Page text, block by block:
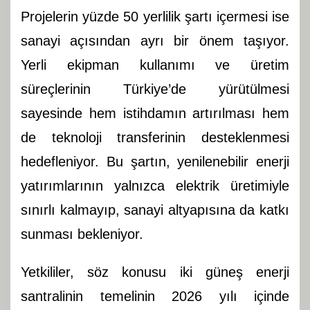
Projelerin yüzde 50 yerlilik şartı içermesi ise
sanayi açısından ayrı bir önem taşıyor.
Yerli ekipman kullanımı ve üretim
süreçlerinin Türkiye’de yürütülmesi
sayesinde hem istihdamın artırılması hem
de teknoloji transferinin desteklenmesi
hedefleniyor. Bu şartın, yenilenebilir enerji
yatırımlarının yalnızca elektrik üretimiyle
sınırlı kalmayıp, sanayi altyapısına da katkı
sunması bekleniyor.
Yetkililer, söz konusu iki güneş enerji
santralinin temelinin 2026 yılı içinde